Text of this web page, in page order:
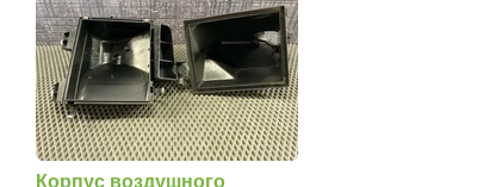
Корпус воздушного